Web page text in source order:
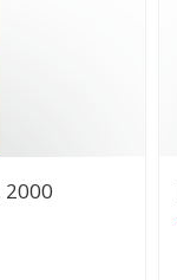
2000